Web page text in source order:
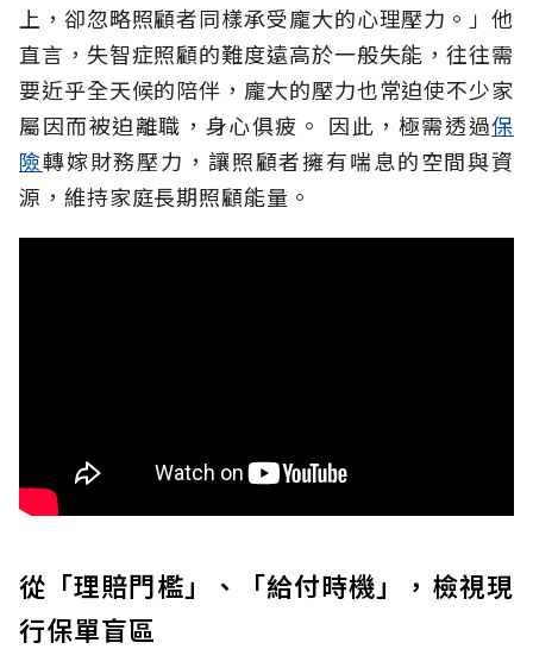
上，卻忽略照顧者同樣承受龐大的心理壓力。」他
直言，失智症照顧的難度遠高於一般失能，往往需
要近乎全天候的陪伴，龐大的壓力也常迫使不少家
屬因而被迫離職，身心俱疲。 因此，極需透過保
險轉嫁財務壓力，讓照顧者擁有喘息的空間與資
源，維持家庭長期照顧能量。
從「理賠門檻」、「給付時機」，檢視現
行保單盲區